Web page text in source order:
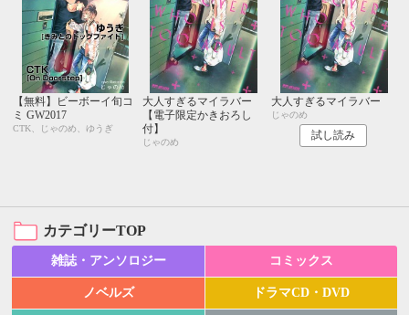
【無料】ビーボーイ旬コ
ミ GW2017
CTK、じゃのめ、ゆうぎ
大人すぎるマイラバー
【電子限定かきおろし
付】
じゃのめ
大人すぎるマイラバー
じゃのめ
試し読み
カテゴリーTOP
雑誌・アンソロジー コミックス
ノベルズ ドラマCD・DVD